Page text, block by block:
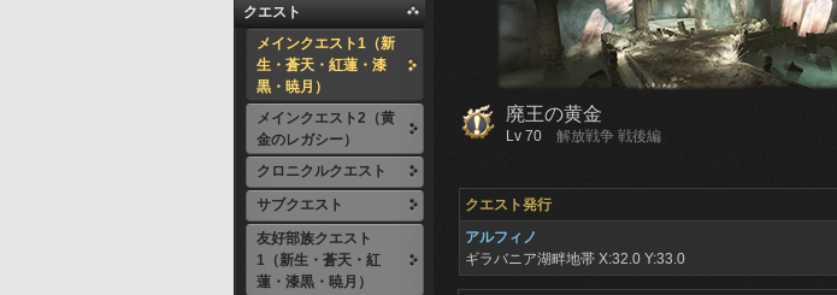
クエスト
メインクエスト1（新
生・蒼天・紅蓮・漆
黒・暁月）
メインクエスト2（黄
金のレガシー）
クロニクルクエスト
サブクエスト
友好部族クエスト
1（新生・蒼天・紅
蓮・漆黒・暁月）
廃王の黄金
Lv 70
解放戦争 戦後編
クエスト発行
アルフィノ
ギラバニア湖畔地帯 X:32.0 Y:33.0